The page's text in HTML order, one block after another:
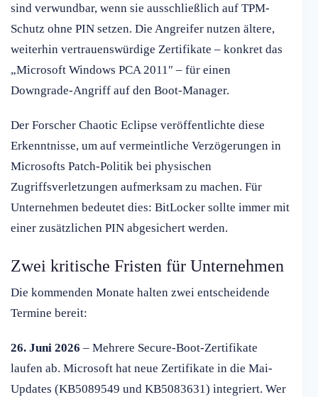
sind verwundbar, wenn sie ausschließlich auf TPM-
Schutz ohne PIN setzen. Die Angreifer nutzen ältere,
weiterhin vertrauenswürdige Zertifikate – konkret das
„Microsoft Windows PCA 2011″ – für einen
Downgrade-Angriff auf den Boot-Manager.
Der Forscher Chaotic Eclipse veröffentlichte diese
Erkenntnisse, um auf vermeintliche Verzögerungen in
Microsofts Patch-Politik bei physischen
Zugriffsverletzungen aufmerksam zu machen. Für
Unternehmen bedeutet dies: BitLocker sollte immer mit
einer zusätzlichen PIN abgesichert werden.
Zwei kritische Fristen für Unternehmen
Die kommenden Monate halten zwei entscheidende
Termine bereit:
26. Juni 2026 – Mehrere Secure-Boot-Zertifikate
laufen ab. Microsoft hat neue Zertifikate in die Mai-
Updates (KB5089549 und KB5083631) integriert. Wer